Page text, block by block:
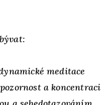
meditace
a koncentraci